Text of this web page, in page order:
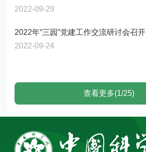
2022-09-29
2022年“三园”党建工作交流研讨会召开
2022-09-24
查看更多(1/25)